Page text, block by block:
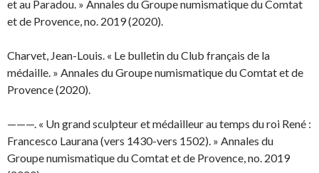
et au Paradou. » Annales du Groupe numismatique du Comtat
et de Provence, no. 2019 (2020).
Charvet, Jean-Louis. « Le bulletin du Club français de la
médaille. » Annales du Groupe numismatique du Comtat et de
Provence (2020).
———. « Un grand sculpteur et médailleur au temps du roi René :
Francesco Laurana (vers 1430-vers 1502). » Annales du
Groupe numismatique du Comtat et de Provence, no. 2019